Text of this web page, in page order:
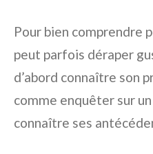
Pour bien comprendre
peut parfois déraper
d’abord connaître son
comme enquêter sur
connaître ses